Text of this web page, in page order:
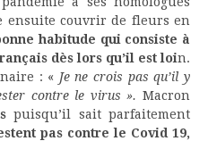
ensuite couvrir de fleurs en
habitude qui consiste à
dès lors qu’il est loin.
: « Je ne crois pas qu’il y
contre le virus ». Macron
puisqu’il sait parfaitement
pas contre le Covid 19,